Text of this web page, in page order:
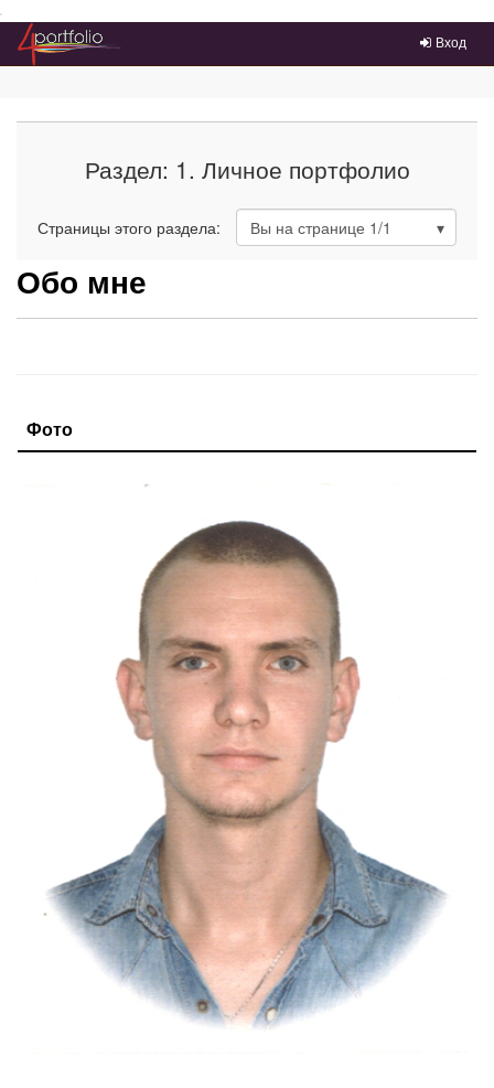
Преейти на главное меню
Вход
Раздел: 1. Личное портфолио
Страницы этого раздела: Вы на странице 1/1
Обо мне
Фото